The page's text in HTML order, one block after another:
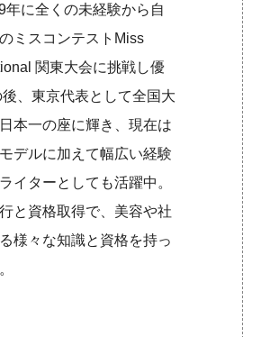
年に全くの未経験から自
ミスコンテストMiss
関東大会に挑戦し優
、東京代表として全国大
本一の座に輝き、現在は
デルに加えて幅広い経験
イターとしても活躍中。
と資格取得で、美容や社
様々な知識と資格を持っ